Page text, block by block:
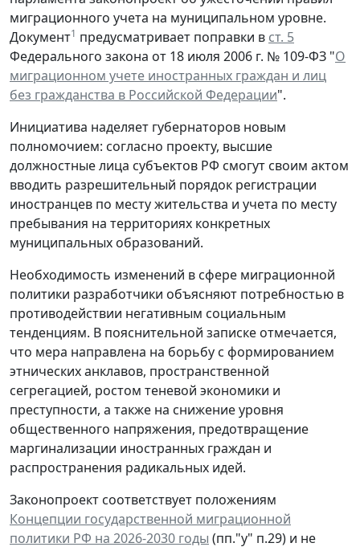
миграционного учета на муниципальном уровне.
Документ1 предусматривает поправки в ст. 5
Федерального закона от 18 июля 2006 г. № 109-ФЗ "О
миграционном учете иностранных граждан и лиц
без гражданства в Российской Федерации".
Инициатива наделяет губернаторов новым
полномочием: согласно проекту, высшие
должностные лица субъектов РФ смогут своим актом
вводить разрешительный порядок регистрации
иностранцев по месту жительства и учета по месту
пребывания на территориях конкретных
муниципальных образований.
Необходимость изменений в сфере миграционной
политики разработчики объясняют потребностью в
противодействии негативным социальным
тенденциям. В пояснительной записке отмечается,
что мера направлена на борьбу с формированием
этнических анклавов, пространственной
сегрегацией, ростом теневой экономики и
преступности, а также на снижение уровня
общественного напряжения, предотвращение
маргинализации иностранных граждан и
распространения радикальных идей.
Законопроект соответствует положениям
Концепции государственной миграционной
политики РФ на 2026-2030 годы (пп."у" п.29) и не